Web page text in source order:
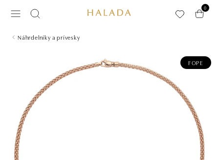
0
Náhrdelníky a prívesky
FOPE